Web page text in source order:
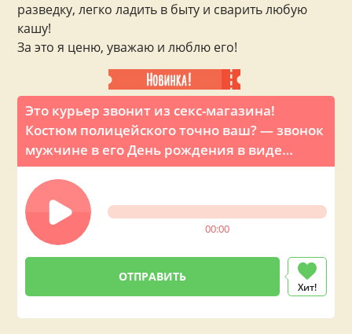
Это курьер звонит из секс-магазина!
Костюм полицейского точно ваш? — звонок
мужчине в его День рождения в виде
шуточного розыгрыша
00:00
Хит!
разведку, легко ладить в быту и сварить любую
кашу!
За это я ценю, уважаю и люблю его!